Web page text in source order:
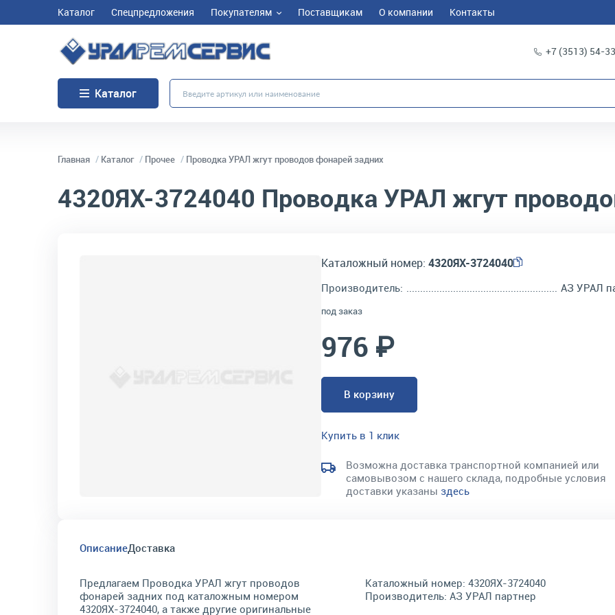
Каталог Спецпредложения Покупателям Поставщикам О компании Контакты
+7 (3513) 54-
Каталог
Главная Каталог Прочее Проводка УРАЛ жгут проводов фонарей задних
4320ЯХ-3724040 Проводка УРАЛ жгут
Каталожный номер: 4320ЯХ-3724040
Производитель: АЗ УРАЛ
под заказ
976 ₽
В корзину
Купить в 1 клик
Возможна доставка транспортной компанией или
самовывозом с нашего склада, подробные условия
доставки указаны здесь
ОписаниеДоставка
Предлагаем Проводка УРАЛ жгут проводов
фонарей задних под каталожным номером
4320ЯХ-3724040, а также другие оригинальные
Каталожный номер: 4320ЯХ-3724040
Производитель: АЗ УРАЛ партнер